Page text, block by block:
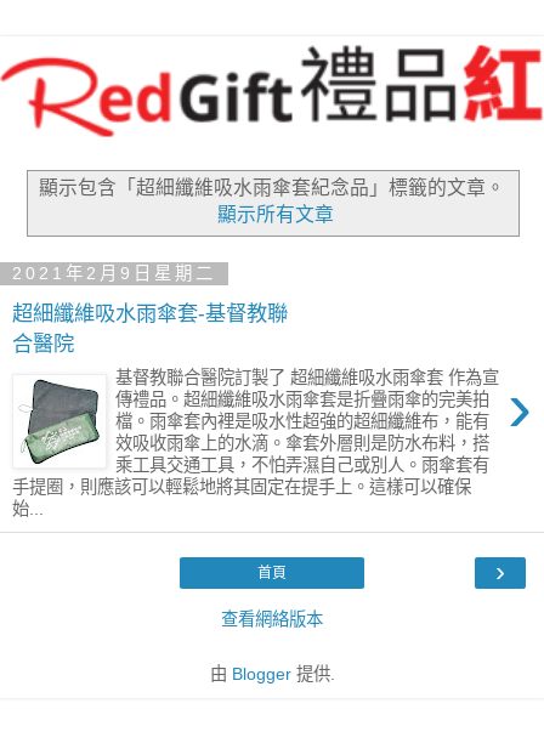
顯示包含「超細纖維吸水雨傘套紀念品」 標籤的文章。
顯示所有文章
2021年2月9日星期二
超細纖維吸水雨傘套-基督教聯
合醫院
›
基督教聯合醫院訂製了 超細纖維吸水雨傘套 作為宣
傳禮品。超細纖維吸水雨傘套是折疊雨傘的完美拍
檔。雨傘套內裡是吸水性超強的超細纖維布，能有
效吸收雨傘上的水滴。傘套外層則是防水布料，搭
乘工具交通工具，不怕弄濕自己或別人。雨傘套有
手提圈，則應該可以輕鬆地將其固定在提手上。這樣可以確保
始...
›
首頁
查看網絡版本
由 Blogger提供.